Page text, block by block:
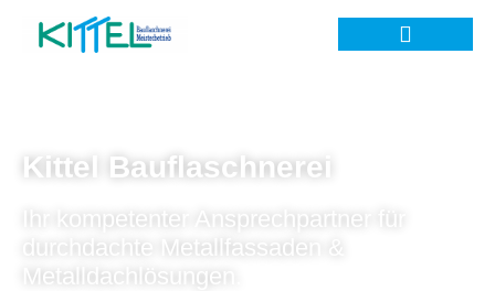
Kittel Bauflaschnerei
Ihr kompetenter Ansprechpartner für
durchdachte Metallfassaden &
Metalldachlösungen.